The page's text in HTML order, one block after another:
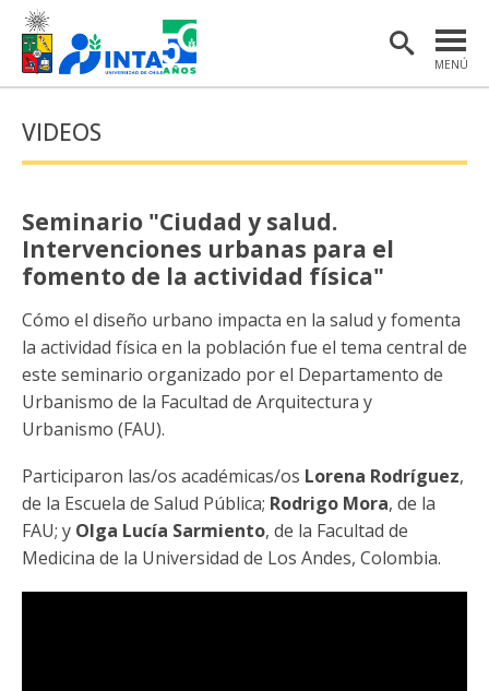
MENÚ
INSTITUTO
INVESTIGACIÓN
EXTENSIÓN Y COMUNICACIONES
MATERIAL DE INTERÉS
ENGLISH
Funcionarias/os
VIDEOS
Seminario "Ciudad y salud.
Intervenciones urbanas para el
fomento de la actividad física"
Cómo el diseño urbano impacta en la salud y fomenta
la actividad física en la población fue el tema central de
este seminario organizado por el Departamento de
Urbanismo de la Facultad de Arquitectura y
Urbanismo (FAU).
Participaron las/os académicas/os Lorena Rodríguez,
de la Escuela de Salud Pública; Rodrigo Mora, de la
FAU; y Olga Lucía Sarmiento, de la Facultad de
Medicina de la Universidad de Los Andes, Colombia.